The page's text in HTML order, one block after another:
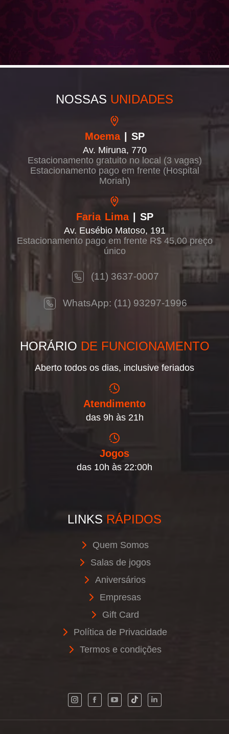
NOSSAS UNIDADES
Moema | SP
Av. Miruna, 770
Estacionamento gratuito no local (3 vagas)
Estacionamento pago em frente (Hospital
Moriah)
Faria Lima | SP
Av. Eusébio Matoso, 191
Estacionamento pago em frente R$ 45,00 preço
único
(11) 3637-0007
WhatsApp: (11) 93297-1996
HORÁRIO DE FUNCIONAMENTO
Aberto todos os dias, inclusive feriados
Atendimento
das 9h às 21h
Jogos
das 10h às 22:00h
LINKS RÁPIDOS
Quem Somos
Salas de jogos
Aniversários
Empresas
Gift Card
Política de Privacidade
Termos e condições